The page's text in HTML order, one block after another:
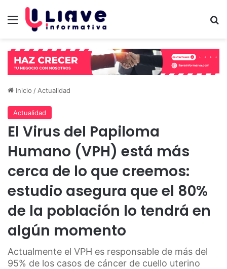
Menú
Inicio / Actualidad
Actualidad
El Virus del Papiloma
Humano (VPH) está más
cerca de lo que creemos:
estudio asegura que el 80%
de la población lo tendrá en
algún momento
Actualmente el VPH es responsable de más del
95% de los casos de cáncer de cuello uterino